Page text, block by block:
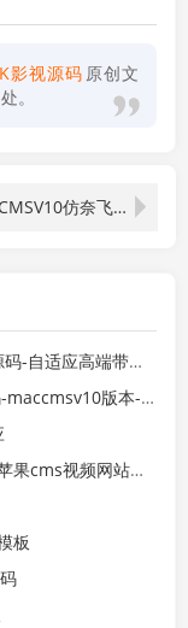
影视源码 原创文
。
苹果CMSV10仿奈飞影视响应式模板
适应高端带后台
版本-SEO优化收录好
视频网站源码模板
板